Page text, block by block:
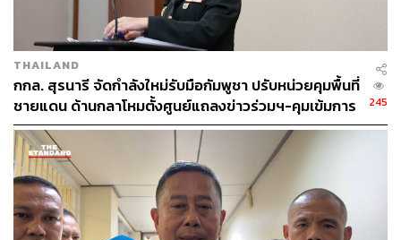
THAILAND
กกล. สุรนารี จัดกำลังใหม่รับมือกัมพูชา ปรับหน่วยคุมพื้นที่
ชายแดน ด้านกลาโหมตั้งศูนย์แถลงข่าวร่วมฯ-คุมเข้มการ
ใช้โซเชียลของกำลังพล
245